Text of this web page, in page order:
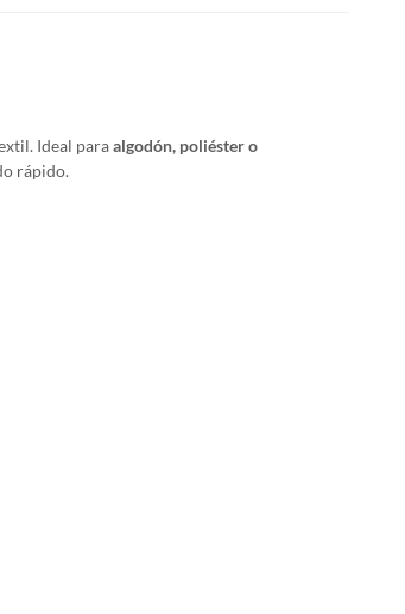
Ideal paraalgodón, poliéster o
rápido.